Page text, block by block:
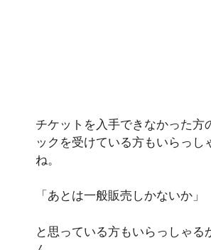
チケットを入手できなかった方
ックを受けている方もいらっし
ね。
「あとは一般販売しかないか」
と思っている方もいらっしゃる